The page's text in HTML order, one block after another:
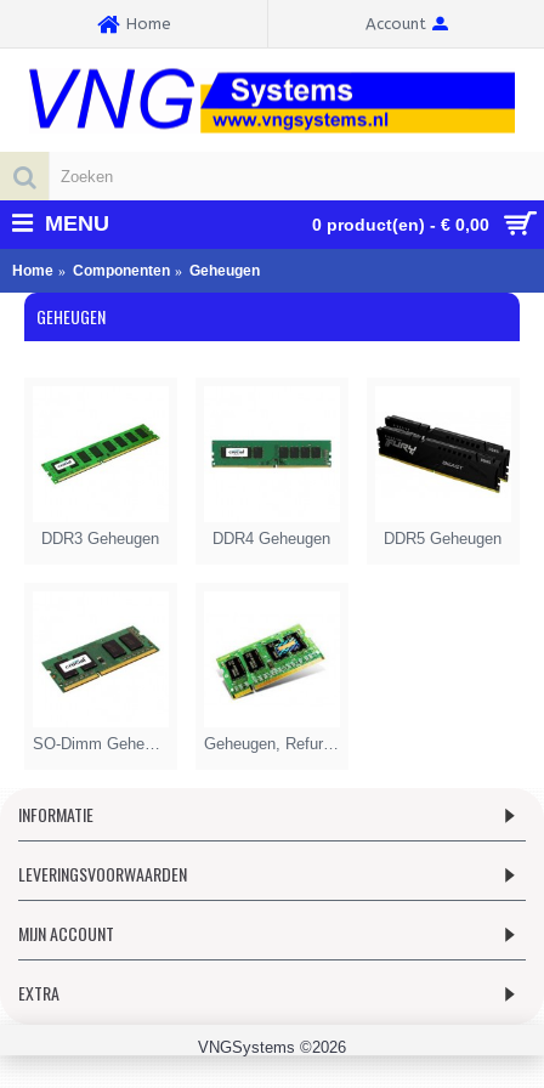
Home Account
0 product(en) - € 0,00
MENU
Home Componenten Geheugen
GEHEUGEN
DDR3 Geheugen DDR4 Geheugen DDR5 Geheugen
Geheugen, Refurbished
INFORMATIE
LEVERINGSVOORWAARDEN
MIJN ACCOUNT
EXTRA
VNGSystems ©2026